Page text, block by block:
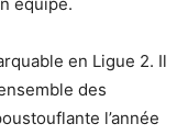
en Ligue 2. Il
des
l’année